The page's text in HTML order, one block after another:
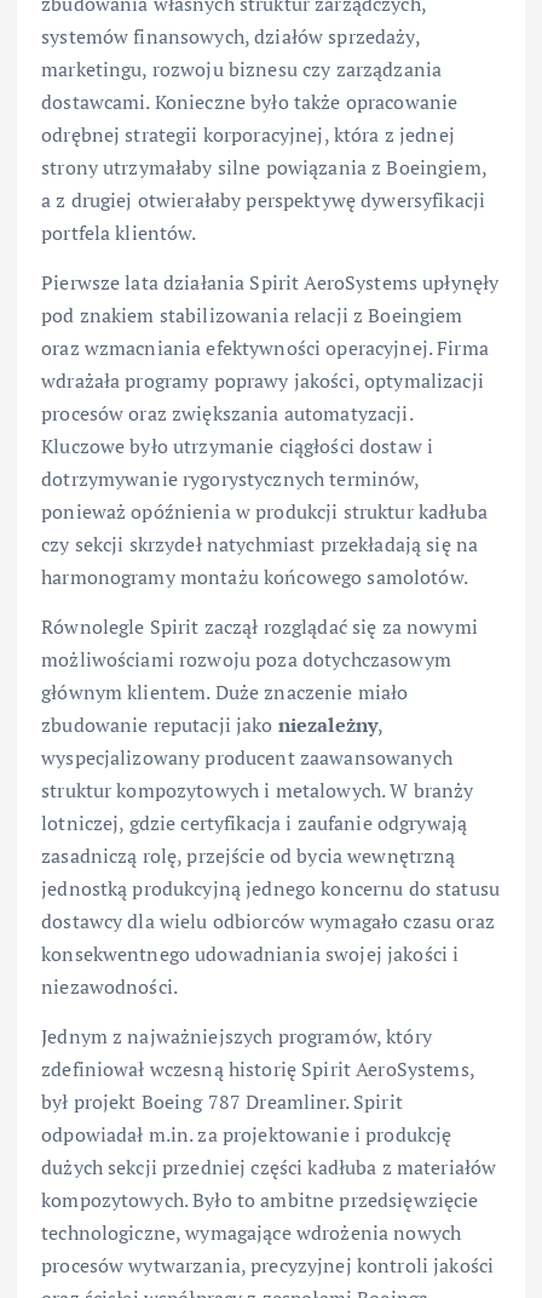
systemów finansowych, działów sprzedaży,
marketingu, rozwoju biznesu czy zarządzania
dostawcami. Konieczne było także opracowanie
odrębnej strategii korporacyjnej, która z jednej
strony utrzymałaby silne powiązania z Boeingiem,
a z drugiej otwierałaby perspektywę dywersyfikacji
portfela klientów.
Pierwsze lata działania Spirit AeroSystems upłynęły
pod znakiem stabilizowania relacji z Boeingiem
oraz wzmacniania efektywności operacyjnej. Firma
wdrażała programy poprawy jakości, optymalizacji
procesów oraz zwiększania automatyzacji.
Kluczowe było utrzymanie ciągłości dostaw i
dotrzymywanie rygorystycznych terminów,
ponieważ opóźnienia w produkcji struktur kadłuba
czy sekcji skrzydeł natychmiast przekładają się na
harmonogramy montażu końcowego samolotów.
Równolegle Spirit zaczął rozglądać się za nowymi
możliwościami rozwoju poza dotychczasowym
głównym klientem. Duże znaczenie miało
zbudowanie reputacji jako niezależny,
wyspecjalizowany producent zaawansowanych
struktur kompozytowych i metalowych. W branży
lotniczej, gdzie certyfikacja i zaufanie odgrywają
zasadniczą rolę, przejście od bycia wewnętrzną
jednostką produkcyjną jednego koncernu do statusu
dostawcy dla wielu odbiorców wymagało czasu oraz
konsekwentnego udowadniania swojej jakości i
niezawodności.
Jednym z najważniejszych programów, który
zdefiniował wczesną historię Spirit AeroSystems,
był projekt Boeing 787 Dreamliner. Spirit
odpowiadał m.in. za projektowanie i produkcję
dużych sekcji przedniej części kadłuba z materiałów
kompozytowych. Było to ambitne przedsięwzięcie
technologiczne, wymagające wdrożenia nowych
procesów wytwarzania, precyzyjnej kontroli jakości